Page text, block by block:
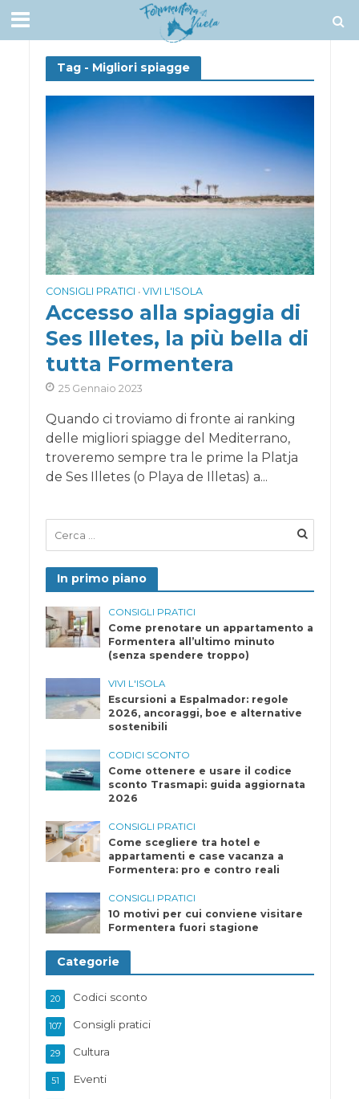
Tag - Migliori spiagge
CONSIGLI PRATICI • VIVI L'ISOLA
Accesso alla spiaggia di
Ses Illetes, la più bella di
tutta Formentera
25 Gennaio 2023
Quando ci troviamo di fronte ai ranking
delle migliori spiagge del Mediterrano,
troveremo sempre tra le prime la Platja
de Ses Illetes (o Playa de Illetas) a...
In primo piano
CONSIGLI PRATICI
Come prenotare un appartamento a
Formentera all’ultimo minuto
(senza spendere troppo)
VIVI L'ISOLA
Escursioni a Espalmador: regole
2026, ancoraggi, boe e alternative
sostenibili
CODICI SCONTO
Come ottenere e usare il codice
sconto Trasmapi: guida aggiornata
2026
CONSIGLI PRATICI
Come scegliere tra hotel e
appartamenti e case vacanza a
Formentera: pro e contro reali
CONSIGLI PRATICI
10 motivi per cui conviene visitare
Formentera fuori stagione
Categorie
Codici sconto
20
Consigli pratici
107
Cultura
29
Eventi
51